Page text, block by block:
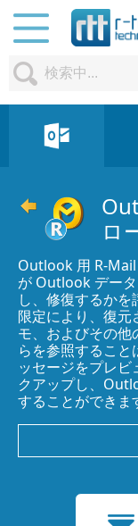
ロ
Outlook 用 R-Mail
が Outlook デー
し、修復するか
限定により、復元
モ、およびその
らを参照すること
ッセージをプレ
クアップし、
することができま